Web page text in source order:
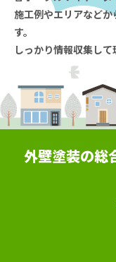
施工例やエリアなど
す。
しっかり情報収集して
外壁塗装の総